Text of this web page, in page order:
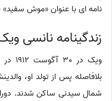
نامه ای با عنوان «موش
زندگینامه نانسی
بلافاصله پس از تولد او،
شمال سیدنی ساکن شدند.